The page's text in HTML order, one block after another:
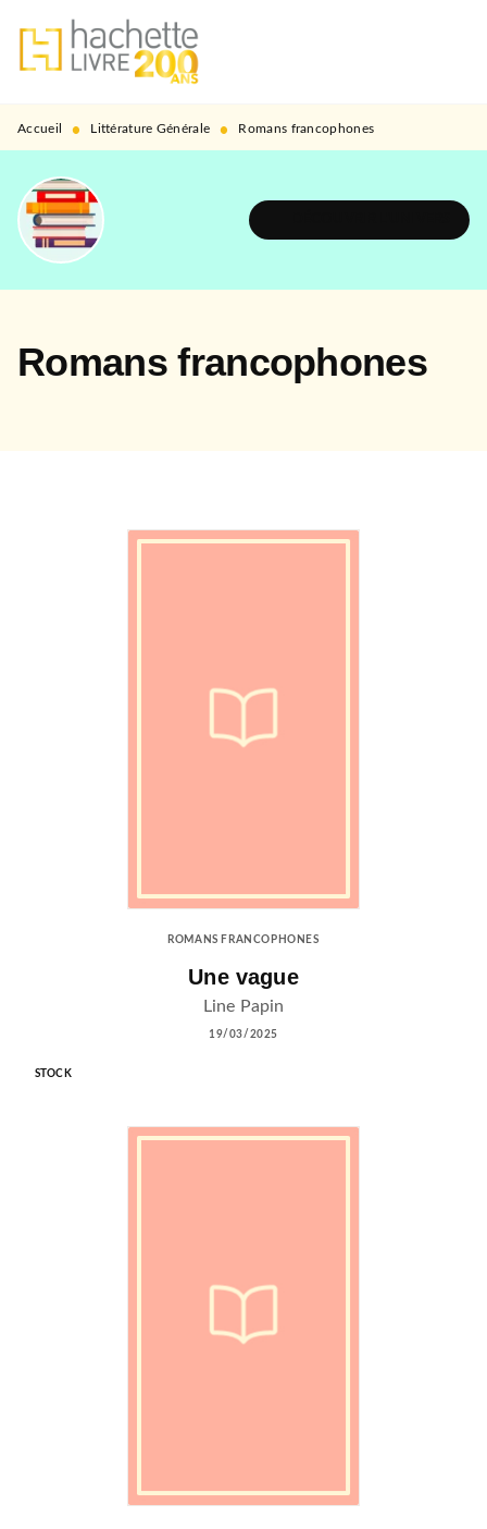
MENU RECHERCHE
PIED DE PAGE
Accueil • Littérature Générale • Romans francophones
Romans francophones
ROMANS FRANCOPHONES
Une vague
Line Papin
19/03/2025
STOCK